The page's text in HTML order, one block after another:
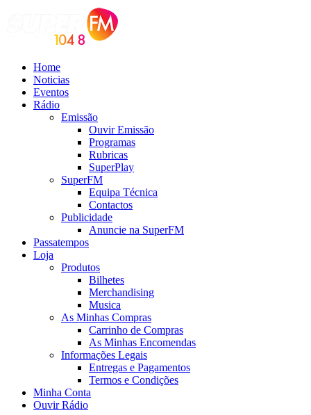
Home
Noticias
Eventos
Rádio
Emissão
Ouvir Emissão
Programas
Rubricas
SuperPlay
SuperFM
Equipa Técnica
Contactos
Publicidade
Anuncie na SuperFM
Passatempos
Loja
Produtos
Bilhetes
Merchandising
Musica
As Minhas Compras
Carrinho de Compras
As Minhas Encomendas
Informações Legais
Entregas e Pagamentos
Termos e Condições
Minha Conta
Ouvir Rádio